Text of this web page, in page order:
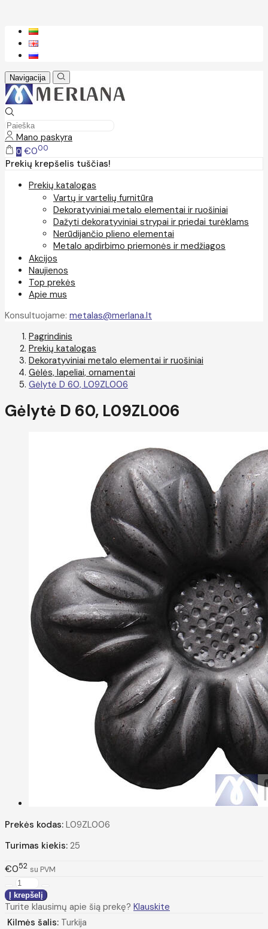
Navigacija
Mano paskyra
0 €000
Prekių krepšelis tuščias!
Prekių katalogas
Vartų ir vartelių furnitūra
Dekoratyviniai metalo elementai ir ruošiniai
Dažyti dekoratyviniai strypai ir priedai turėklams
Nerūdijančio plieno elementai
Metalo apdirbimo priemonės ir medžiagos
Akcijos
Naujienos
Top prekės
Apie mus
Konsultuojame: metalas@merlana.lt
Pagrindinis
Prekių katalogas
Dekoratyviniai metalo elementai ir ruošiniai
Gėlės, lapeliai, ornamentai
Gėlytė D 60, L09ZL006
Gėlytė D 60, L09ZL006
Prekės kodas: L09ZL006
Turimas kiekis: 25
€052 su PVM
Turite klausimų apie šią prekę? Klauskite
Kilmės šalis: Turkija